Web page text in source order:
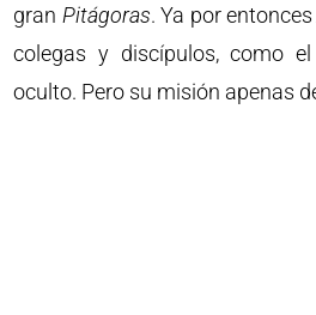
gran Pitágoras. Ya por
colegas y discípulos, como
oculto. Pero su misión apenas